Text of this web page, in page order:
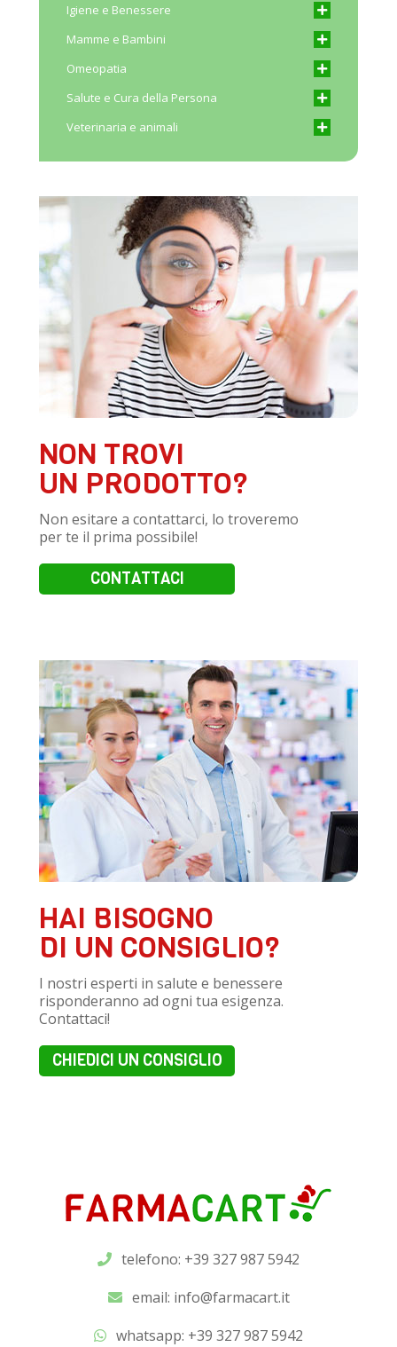
Igiene e Benessere
Mamme e Bambini
Omeopatia
Salute e Cura della Persona
Veterinaria e animali
NON TROVI
UN PRODOTTO?
Non esitare a contattarci, lo troveremo
per te il prima possibile!
CONTATTACI
HAI BISOGNO
DI UN CONSIGLIO?
I nostri esperti in salute e benessere
risponderanno ad ogni tua esigenza.
Contattaci!
CHIEDICI UN CONSIGLIO
telefono: +39 327 987 5942
email: info@farmacart.it
whatsapp: +39 327 987 5942